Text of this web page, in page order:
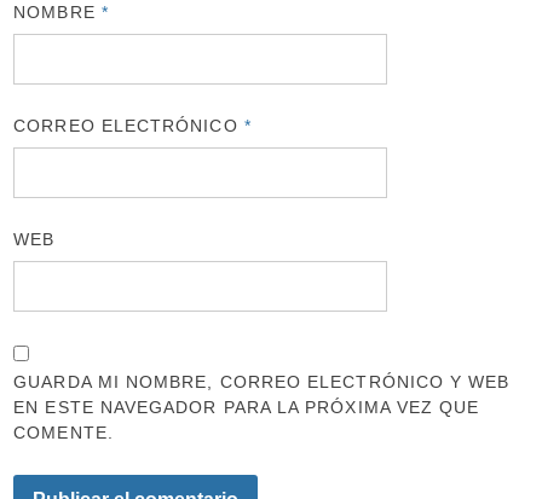
NOMBRE *
CORREO ELECTRÓNICO *
WEB
GUARDA MI NOMBRE, CORREO ELECTRÓNICO Y WEB
EN ESTE NAVEGADOR PARA LA PRÓXIMA VEZ QUE
COMENTE.